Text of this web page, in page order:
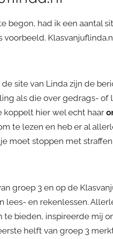
begon, had ik een aantal
site van Linda zijn de
als die over gedrags- of
koppelt hier wel echt haar
te lezen en heb er al
moet stoppen met straffen
groep 3 en op de
lees- en rekenlessen.
te bieden, inspireerde mij
helft van groep 3